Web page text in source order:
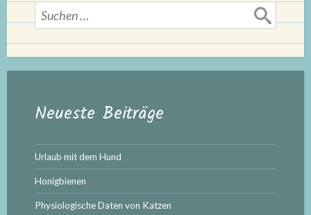
Suchen
nach:
Neueste Beiträge
Urlaub mit dem Hund
Honigbienen
Physiologische Daten von Katzen